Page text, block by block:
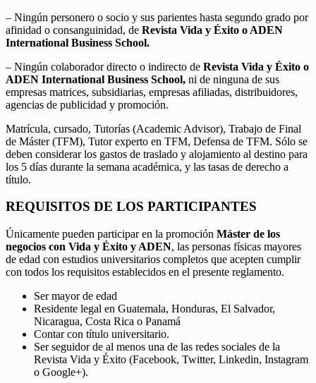
– Ningún personero o socio y sus parientes hasta segundo grado por
afinidad o consanguinidad, de Revista Vida y Éxito o ADEN
International Business School.
– Ningún colaborador directo o indirecto de Revista Vida y Éxito o
ADEN International Business School, ni de ninguna de sus
empresas matrices, subsidiarias, empresas afiliadas, distribuidores,
agencias de publicidad y promoción.
Matrícula, cursado, Tutorías (Academic Advisor), Trabajo de Final
de Máster (TFM), Tutor experto en TFM, Defensa de TFM. Sólo se
deben considerar los gastos de traslado y alojamiento al destino para
los 5 días durante la semana académica, y las tasas de derecho a
título.
REQUISITOS DE LOS PARTICIPANTES
Únicamente pueden participar en la promoción Máster de los
negocios con Vida y Éxito y ADEN, las personas físicas mayores
de edad con estudios universitarios completos que acepten cumplir
con todos los requisitos establecidos en el presente reglamento.
Ser mayor de edad
Residente legal en Guatemala, Honduras, El Salvador,
Nicaragua, Costa Rica o Panamá
Contar con título universitario.
Ser seguidor de al menos una de las redes sociales de la
Revista Vida y Éxito (Facebook, Twitter, Linkedin, Instagram
o Google+).